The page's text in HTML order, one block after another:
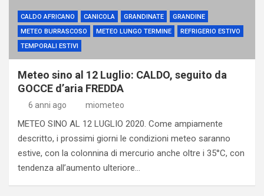
CALDO AFRICANO CANICOLA GRANDINATE
GRANDINE
METEO BURRASCOSO
METEO LUNGO TERMINE
REFRIGERIO ESTIVO
TEMPORALI ESTIVI
Meteo sino al 12 Luglio: CALDO, seguito da
GOCCE d’aria FREDDA
6 anni ago miometeo
METEO SINO AL 12 LUGLIO 2020. Come ampiamente
descritto, i prossimi giorni le condizioni meteo saranno
estive, con la colonnina di mercurio anche oltre i 35°C, con
tendenza all’aumento ulteriore…